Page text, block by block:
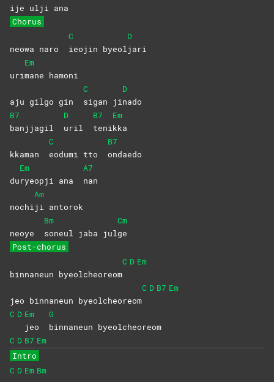
ije ulji ana
Chorus
neowa naro
C
ieojin byeol
D
jari
uri
Em
mane hamoni
aju gilgo gin
C
sigan
ji
D
nado
B7
banjjagil
D
uril
B7
teni
Em
kka
kkaman
C
eodumi tto
B7
ondaedo
du
Em
ryeopji ana
A7
nan
nochi
Am
ji antorok
neoye
Bm
soneul jaba jul
Cm
ge
Post-chorus
binnaneun byeolcheoreom
C D Em
jeo binnaneun byeolcheoreom
C D B7 Em
C D Em
jeo
G
binnaneun byeolcheoreom
C D B7 Em
Intro
C D Em Bm